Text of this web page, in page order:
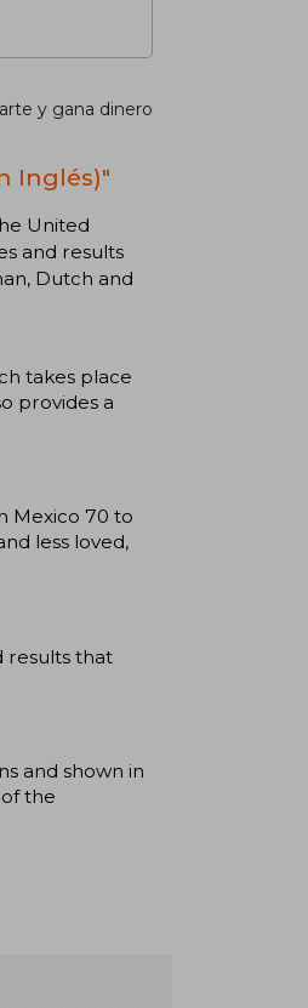
y gana dinero
Inglés)"
United
and results
Dutch and
takes place
provides a
Mexico 70 to
less loved,
results that
and shown in
the